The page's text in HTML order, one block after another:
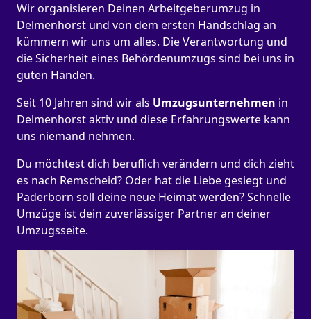
Wir organisieren Deinen Arbeitgeberumzug in
Delmenhorst und von dem ersten Handschlag an
kümmern wir uns um alles. Die Verantwortung und
die Sicherheit eines Behördenumzugs sind bei uns in
guten Händen.
Seit 10 Jahren sind wir als Umzugsunternehmen in
Delmenhorst aktiv und diese Erfahrungswerte kann
uns niemand nehmen.
Du möchtest dich beruflich verändern und dich zieht
es nach Remscheid? Oder hat die Liebe gesiegt und
Paderborn soll deine neue Heimat werden? Schnelle
Umzüge ist dein zuverlässiger Partner an deiner
Umzugsseite.